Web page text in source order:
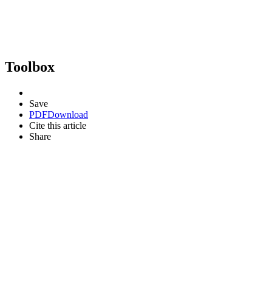
Toolbox
Save
PDFDownload
Cite this article
Share